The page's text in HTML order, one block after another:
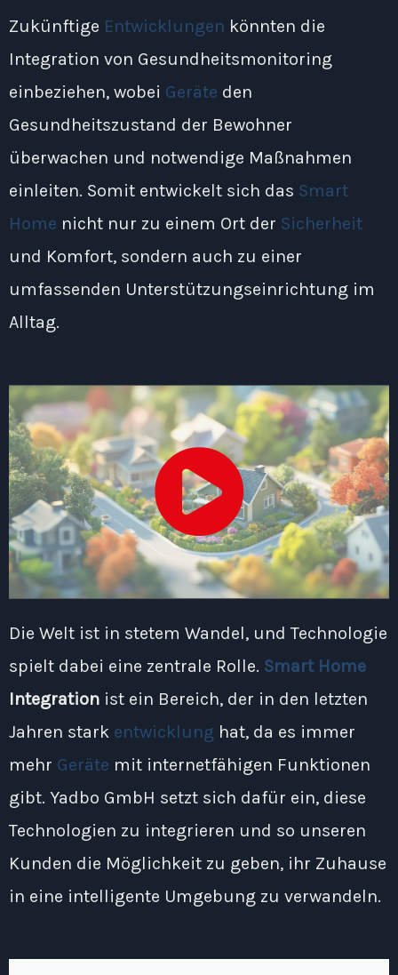
Zukünftige Entwicklungen könnten die
Integration von Gesundheitsmonitoring
einbeziehen, wobei Geräte den
Gesundheitszustand der Bewohner
überwachen und notwendige Maßnahmen
einleiten. Somit entwickelt sich das Smart
Home nicht nur zu einem Ort der Sicherheit
und Komfort, sondern auch zu einer
umfassenden Unterstützungseinrichtung im
Alltag.
Die Welt ist in stetem Wandel, und Technologie
spielt dabei eine zentrale Rolle. Smart Home
Integration ist ein Bereich, der in den letzten
Jahren stark entwicklung hat, da es immer
mehr Geräte mit internetfähigen Funktionen
gibt. Yadbo GmbH setzt sich dafür ein, diese
Technologien zu integrieren und so unseren
Kunden die Möglichkeit zu geben, ihr Zuhause
in eine intelligente Umgebung zu verwandeln.